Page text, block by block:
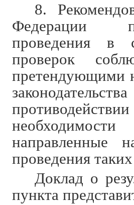
8.
Федерации
проведения в
проверок
претендующими
направленные
проведения
Доклад о
пункта